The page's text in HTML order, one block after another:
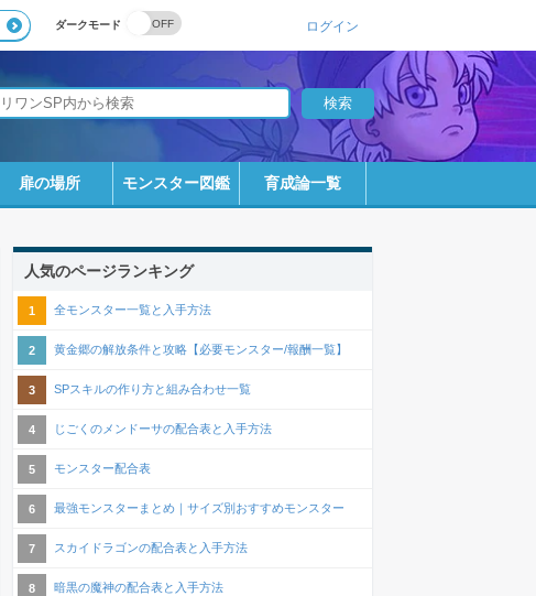
ダークモード ログイン
扉の場所 モンスター図鑑 育成論一覧
人気のページランキング
全モンスター一覧と入手方法
黄金郷の解放条件と攻略【必要モンスター/報酬一覧】
SPスキルの作り方と組み合わせ一覧
じごくのメンドーサの配合表と入手方法
モンスター配合表
最強モンスターまとめ｜サイズ別おすすめモンスター
スカイドラゴンの配合表と入手方法
暗黒の魔神の配合表と入手方法